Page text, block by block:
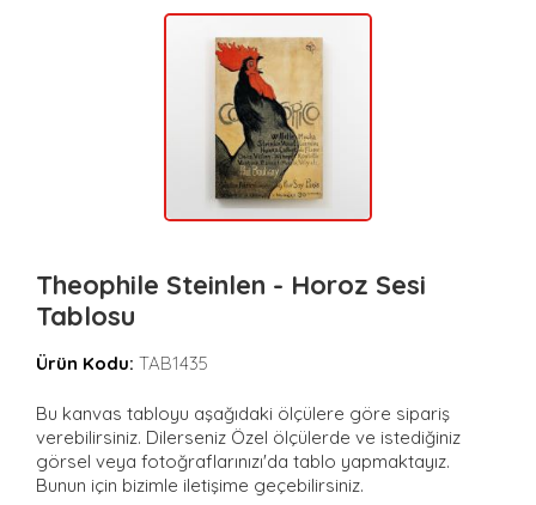
Theophile Steinlen - Horoz Sesi
Tablosu
Ürün Kodu: TAB1435
Bu kanvas tabloyu aşağıdaki ölçülere göre sipariş
verebilirsiniz. Dilerseniz Özel ölçülerde ve istediğiniz
görsel veya fotoğraflarınızı'da tablo yapmaktayız.
Bunun için bizimle iletişime geçebilirsiniz.